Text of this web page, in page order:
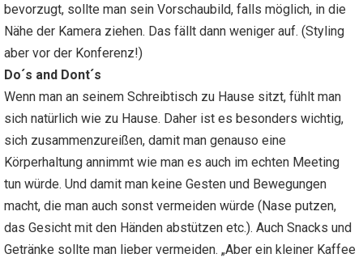
bevorzugt, sollte man sein Vorschaubild, falls möglich, in die
Nähe der Kamera ziehen. Das fällt dann weniger auf. (Styling
aber vor der Konferenz!)
Do´s and Dont´s
Wenn man an seinem Schreibtisch zu Hause sitzt, fühlt man
sich natürlich wie zu Hause. Daher ist es besonders wichtig,
sich zusammenzureißen, damit man genauso eine
Körperhaltung annimmt wie man es auch im echten Meeting
tun würde. Und damit man keine Gesten und Bewegungen
macht, die man auch sonst vermeiden würde (Nase putzen,
das Gesicht mit den Händen abstützen etc.). Auch Snacks und
Getränke sollte man lieber vermeiden. „Aber ein kleiner Kaffee